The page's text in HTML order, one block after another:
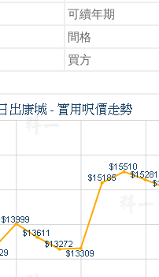
可續年期
間格
買方